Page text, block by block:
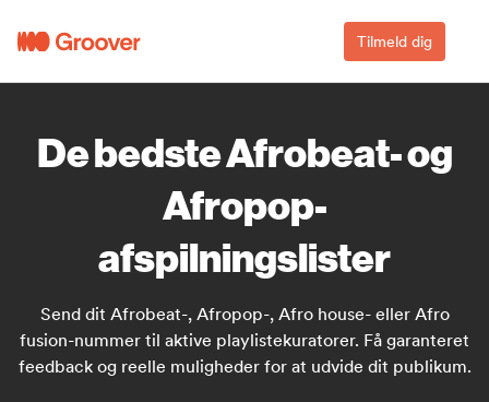
Tilmeld dig
De bedste Afrobeat- og
Afropop-
afspilningslister
Send dit Afrobeat-, Afropop-, Afro house- eller Afro
fusion-nummer til aktive playlistekuratorer. Få garanteret
feedback og reelle muligheder for at udvide dit publikum.